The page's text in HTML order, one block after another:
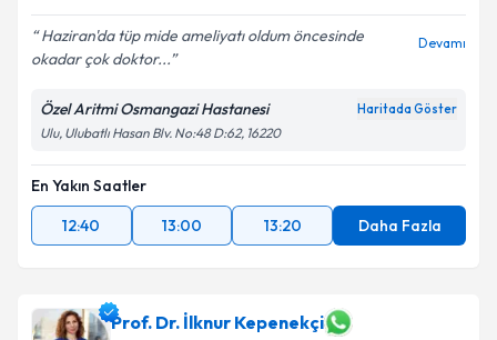
Haziran'da tüp mide ameliyatı oldum öncesinde
okadar çok doktor...
Devamı
Özel Aritmi Osmangazi Hastanesi Haritada Göster
Ulu, Ulubatlı Hasan Blv. No:48 D:62, 16220
En Yakın Saatler
12:40
13:00 13:20 Daha Fazla
Prof. Dr. İlknur Kepenekçi